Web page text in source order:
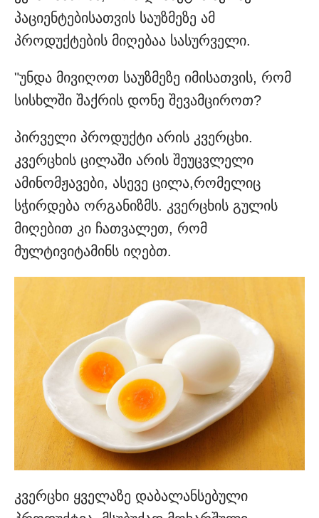
პაციენტებისათვის საუზმეზე ამ
პროდუქტების მიღებაა სასურველი.
"უნდა მივიღოთ საუზმეზე იმისათვის, რომ
სისხლში შაქრის დონე შევამციროთ?
პირველი პროდუქტი არის კვერცხი.
კვერცხის ცილაში არის შეუცვლელი
ამინომჟავები, ასევე ცილა,რომელიც
სჭირდება ორგანიზმს. კვერცხის გულის
მიღებით კი ჩათვალეთ, რომ
მულტივიტამინს იღებთ.
კვერცხი ყველაზე დაბალანსებული